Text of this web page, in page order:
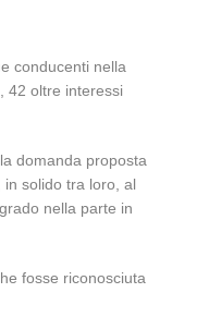
conducenti nella
42 oltre interessi
domanda proposta
solido tra loro, al
nella parte in
fosse riconosciuta